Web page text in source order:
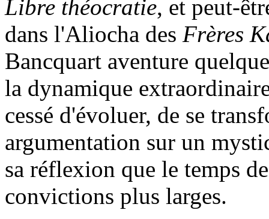
Libre théocratie, et peut-
dans l'Aliocha des Frères
Bancquart aventure
la dynamique
cessé d'évoluer, de se
argumentation sur un
sa réflexion que le temps
convictions plus larges.